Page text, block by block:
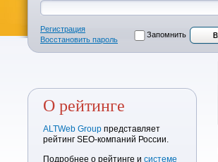
Регистрация
Восстановить пароль
Запомнить
О рейтинге
ALTWeb Group представляет
рейтинг SEO-компаний России.
Подробнее о рейтинге и системе